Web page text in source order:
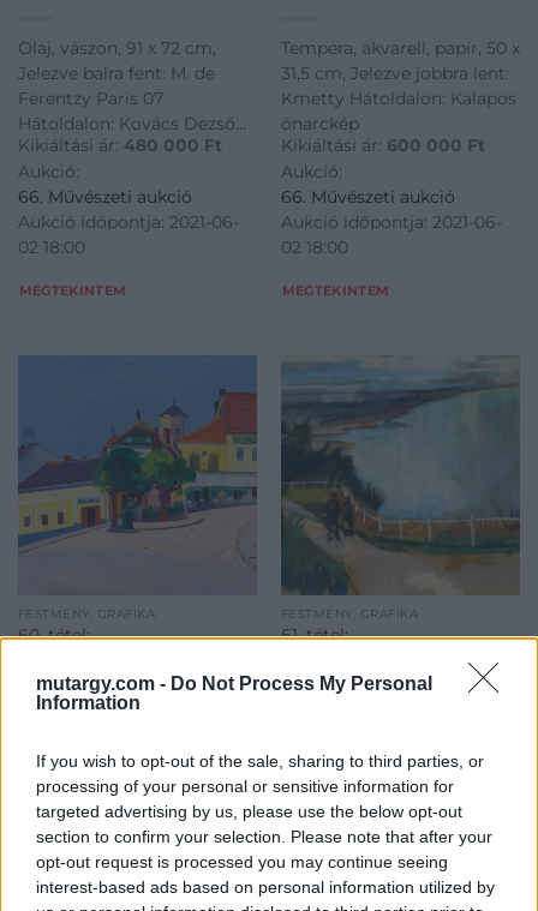
mutargy.com - Do Not Process My Personal
Information
If you wish to opt-out of the sale, sharing to third parties, or
processing of your personal or sensitive information for
targeted advertising by us, please use the below opt-out
section to confirm your selection. Please note that after your
opt-out request is processed you may continue seeing
interest-based ads based on personal information utilized by
Olaj, vászon, 91 x 72 cm,
Jelezve balra fent: M. de
Ferentzy Paris 07
Hátoldalon: Kovács Dezső
hagyatéki pecsét
Kikiáltási ár: 480 000 Ft
Aukció:
66. Művészeti aukció
Aukció időpontja: 2021-06-
02 18:00
MEGTEKINTEM
Tempera, akvarell, papír, 50 x
31,5 cm, Jelezve jobbra lent:
Kmetty Hátoldalon: Kalapos
önarckép
Kikiáltási ár: 600 000 Ft
Aukció:
66. Művészeti aukció
Aukció időpontja: 2021-06-
02 18:00
MEGTEKINTEM
FESTMÉNY, GRAFIKA
60. tétel:
Szentendrei főtér
Olaj, vászon, 60,5 x 80,5 cm,
Jelezve jobbra lent: Vörös
Géza
Kikiáltási ár:7 500 000Ft
Aukció:
66. Művészeti aukció
FESTMÉNY, GRAFIKA
61. tétel:
Bernáth Aurél (1895-
1982): Fonyód (Balatoni
Pasztell, papír, 71 x 99 cm,
Jelezve balra lent: BA.
Kikiáltási ár:3 600 000
Aukció:
66. Művészeti aukció